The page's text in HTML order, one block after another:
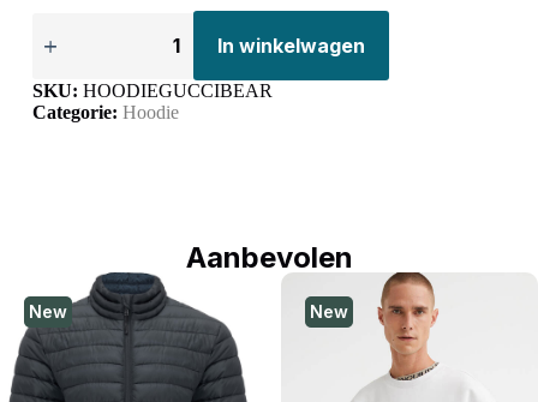
In winkelwagen
SKU: HOODIEGUCCIBEAR
Categorie: Hoodie
Aanbevolen
New New